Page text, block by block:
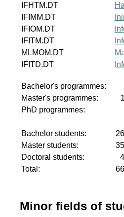
IFHTM.DT
IFIMM.DT
IFIOM.DT
IFITM.DT
MLMOM.DT
IFITD.DT
Bachelor's programmes:
Master's programmes:
PhD programmes:
Bachelor students:
Master students:
Doctoral students:
Total:
Minor fields of